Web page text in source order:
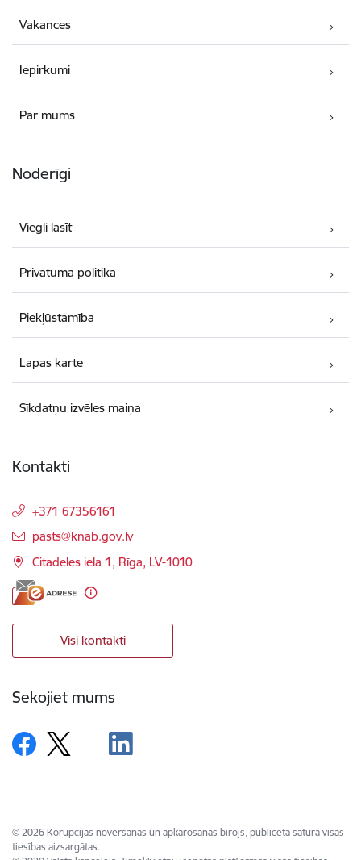
Vakances
Iepirkumi
Par mums
Noderīgi
Viegli lasīt
Privātuma politika
Piekļūstamība
Lapas karte
Sīkdatņu izvēles maiņa
Kontakti
+371 67356161
E-pasts:
pasts@knab.gov.lv
Citadeles iela 1, Rīga, LV-1010
Visi kontakti
Sekojiet mums
© 2026 Korupcijas novēršanas un apkarošanas birojs, publicētā satura visas
tiesības aizsargātas.